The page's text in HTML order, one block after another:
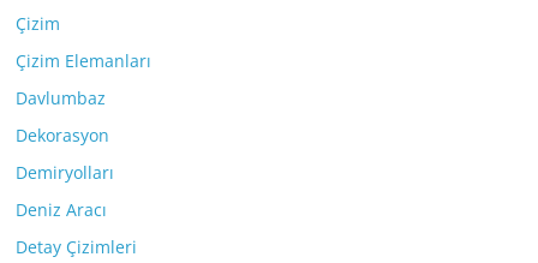
Çizim
Çizim Elemanları
Davlumbaz
Dekorasyon
Demiryolları
Deniz Aracı
Detay Çizimleri